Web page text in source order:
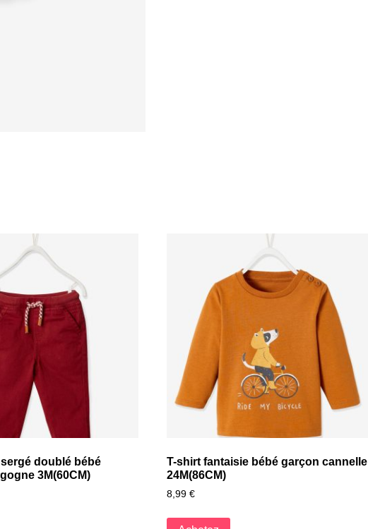
doublé bébé
3M(60CM)
T-shirt fantaisie bébé garçon cannelle
24M(86CM)
8,99 €